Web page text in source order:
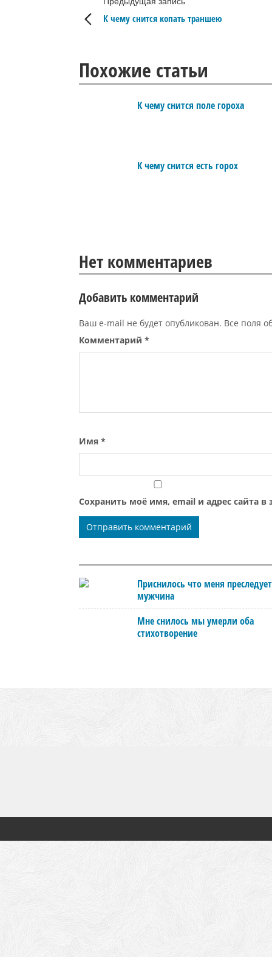
К чему снится копать траншею
Похожие статьи
К чему снится поле гороха
К чему снится есть горох
Нет комментариев
Добавить комментарий
Ваш e-mail не будет опубликован. Все поля
Комментарий *
Имя *
Сохранить моё имя, email и адрес сайта
Приснилось что меня преследует
мужчина
Мне снилось мы умерли оба
стихотворение